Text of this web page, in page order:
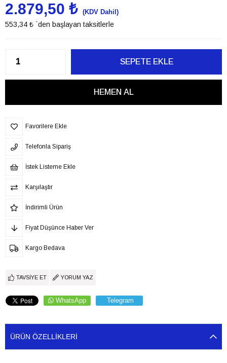
2.879,50 ₺ (KDV Dahil)
553,34 ₺ `den başlayan taksitlerle
Favorilere Ekle
Telefonla Sipariş
İstek Listeme Ekle
Karşılaştır
İndirimli Ürün
Fiyat Düşünce Haber Ver
Kargo Bedava
TAVSIYE ET YORUM YAZ
WhatsApp Telegram
ÜRÜN ÖZELLIKLERI